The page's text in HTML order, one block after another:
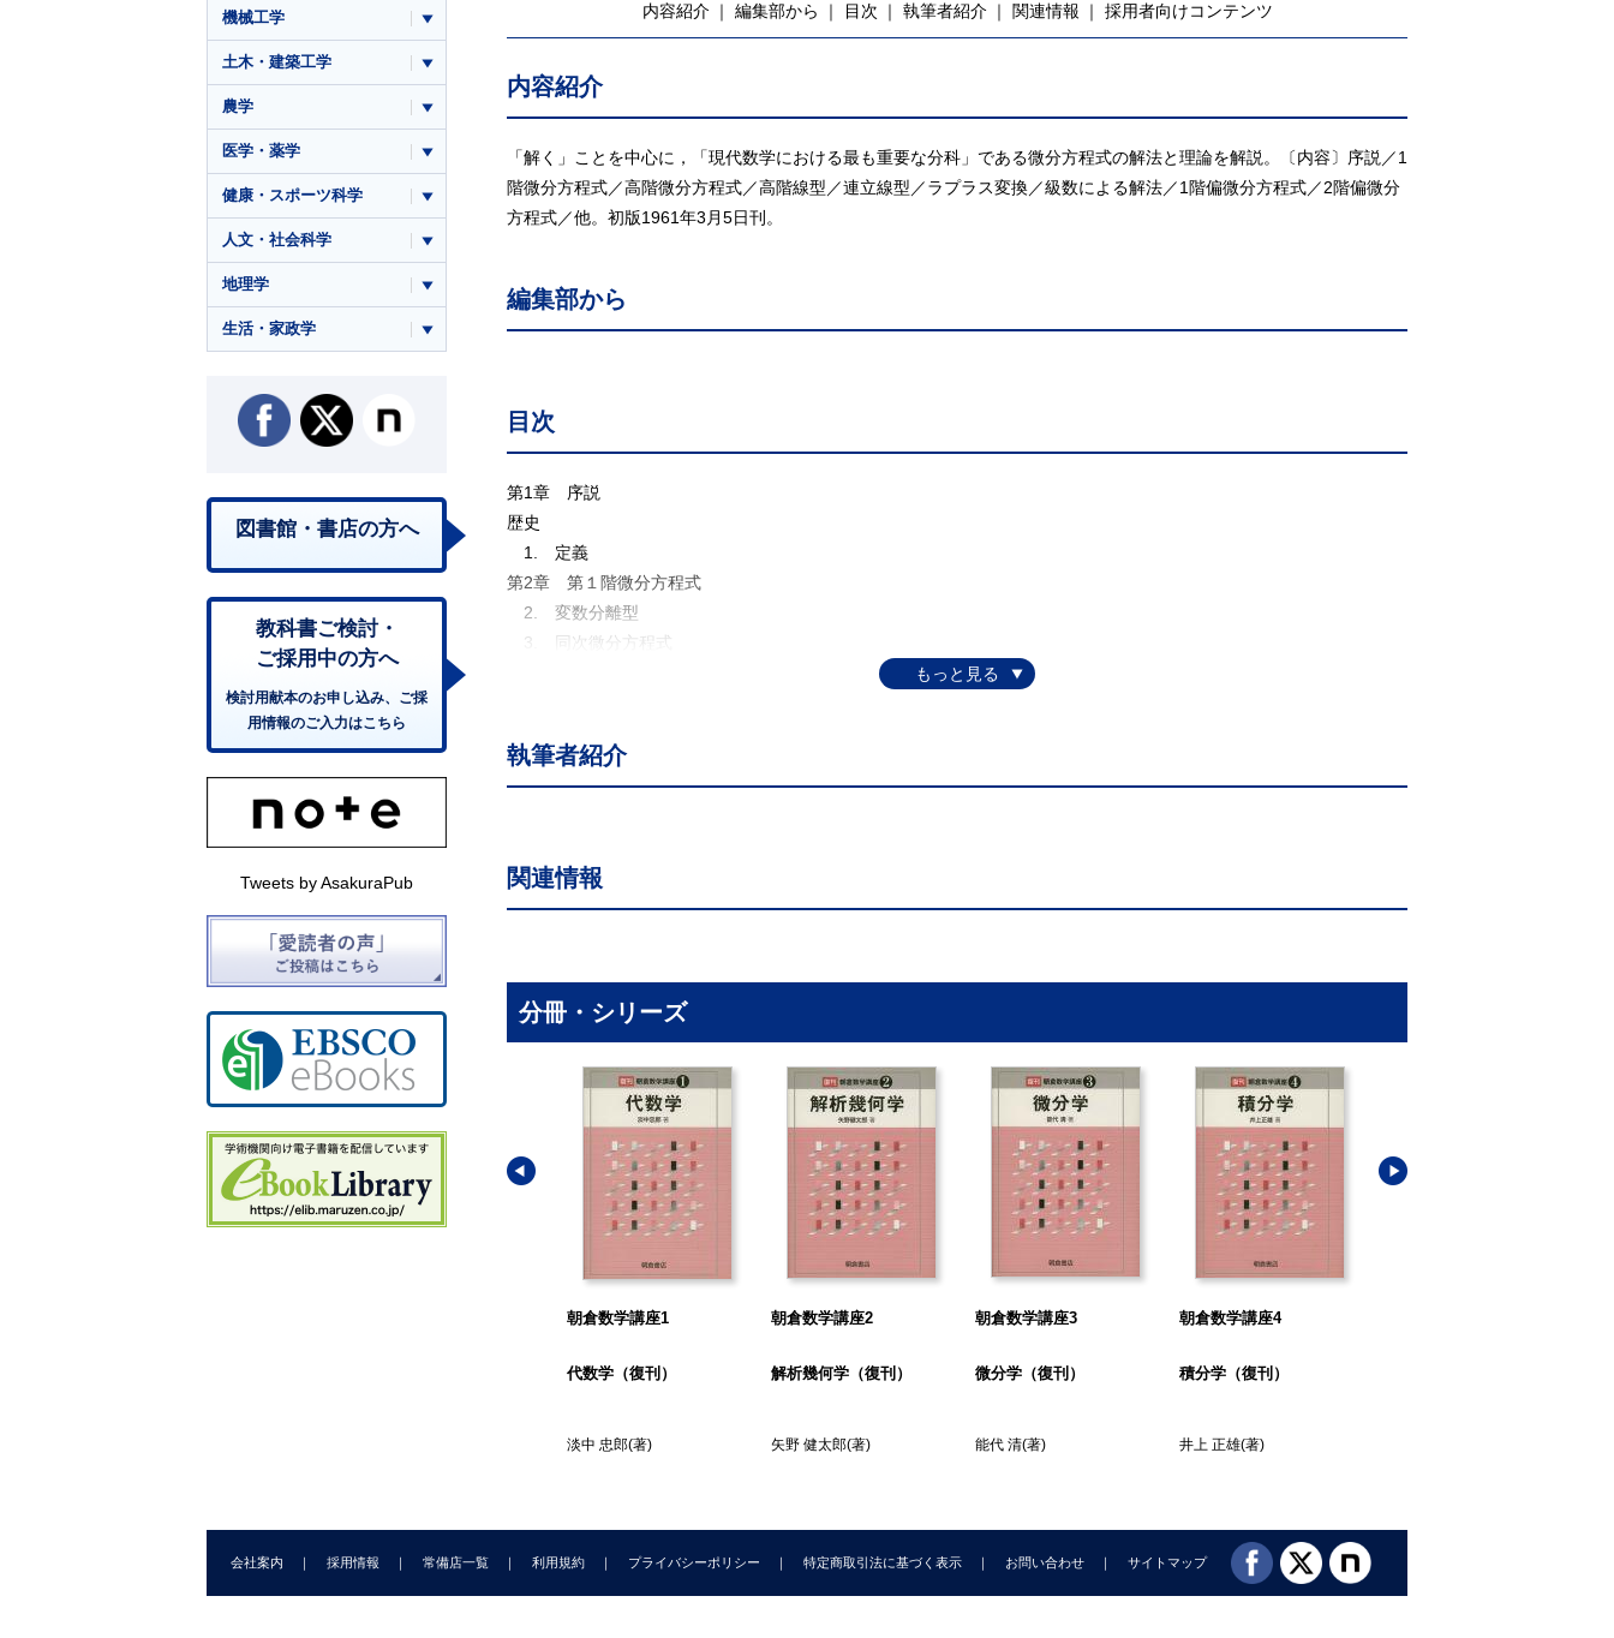
内容紹介 編集部から 目次 執筆者紹介 関連情報 採用者向けコンテンツ
内容紹介
「解く」ことを中心に，「現代数学における最も重要な分科」である微分方程式の解法と理論を解説。〔内容〕序説／1
階微分方程式／高階微分方程式／高階線型／連立線型／ラプラス変換／級数による解法／1階偏微分方程式／2階偏微分
方程式／他。初版1961年3月5日刊。
編集部から
目次
第1章 序説
歴史
1. 定義
第2章 第１階微分方程式
2. 変数分離型
3. 同次微分方程式
7. 高次方群式
8. 存在定理
10. ｘが現われていない場合
11. 同次方程式
13. 定数係数の線型微分方程式
15. 微分演算子による特別解の求め方
16.定数係数の場合へ導くことができる線型微分方程式
第5章 連立線型微分方程式
17. 基本定理
18. 定数係数の連立線型方程式
19. 一般な連立線型方程式
20. ラプラス変換の定義
第7章 級数による解法
25. 決定方程式の吟味
28. 多変数の連立常微分方程式
執筆者紹介
関連情報
分冊・シリーズ
朝倉数学講座1
代数学（復刊）
淡中 忠郎(著)
朝倉数学講座2
解析幾何学（復刊）
矢野 健太郎(著)
朝倉数学講座3
微分学（復刊）
能代 清(著)
朝倉数学講座4
積分学（復刊）
井上 正雄(著)
機械工学
土木・建築工学
農学
医学・薬学
健康・スポーツ科学
人文・社会科学
地理学
生活・家政学
図書館・書店の方へ
教科書ご検討・
ご採用中の方へ
検討用献本のお申し込み、ご採
用情報のご入力はこちら
Tweets by AsakuraPub
会社案内 採用情報 常備店一覧 利用規約 プライバシーポリシー 特定商取引法に基づく表示 お問い合わせ サイトマップ